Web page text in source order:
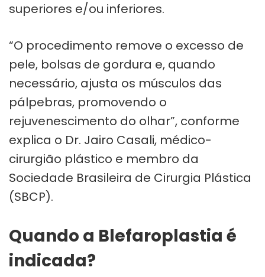
superiores e/ou inferiores.
“O procedimento remove o excesso de
pele, bolsas de gordura e, quando
necessário, ajusta os músculos das
pálpebras, promovendo o
rejuvenescimento do olhar”, conforme
explica o Dr. Jairo Casali, médico-
cirurgião plástico e membro da
Sociedade Brasileira de Cirurgia Plástica
(SBCP).
Quando a Blefaroplastia é
indicada?